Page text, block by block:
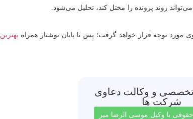
روند پرونده را مختل کند، تحلیل می‌شود.
توجه قرار خواهد گرفت؛ پس تا پایان نوشتار همراه بهترین
و وکالت دعاوی
شرکت ها
با وکیل موسی الرضا میر